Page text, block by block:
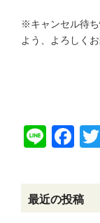
※キャンセル待
よう、よろしく
Line
最近の投稿